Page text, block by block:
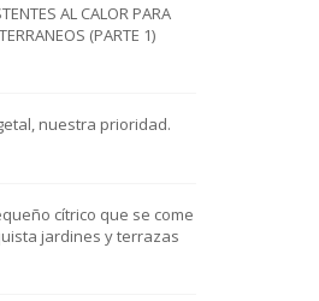
AL CALOR PARA
(PARTE 1)
nuestra prioridad.
cítrico que se come
jardines y terrazas